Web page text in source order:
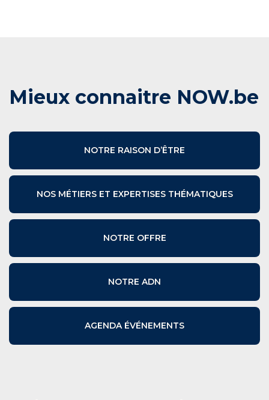
Mieux connaitre NOW.be
NOTRE RAISON D’ÊTRE
NOS MÉTIERS ET EXPERTISES THÉMATIQUES
NOTRE OFFRE
NOTRE ADN
AGENDA ÉVÉNEMENTS